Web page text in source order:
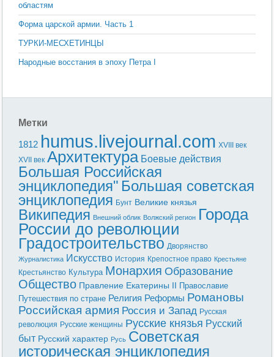
областям
Форма царской армии. Часть 1
ТУРКИ-МЕСХЕТИНЦЫ
Народные восстания в эпоху Петра I
Метки
1812 humus.livejournal.com XVIII век
XVII век Архитектура Боевые действия
Большая Российская
энциклопедия" Большая советская
энциклопедия Бунт Великие князья
Википедия Внешний облик Волжский регион Города
России до революции
Градостроительство Дворянство
Журналистика Искусство История Крепостное право Крестьяне
Крестьянство Культура Монархия Образование
Общество Правление Екатерины II Православие
Путешествия по стране Религия Реформы Романовы
Российская армия Россия и Запад Русская
революция Русские женщины Русские князья Русский
быт Русский характер Русь Советская
историческая энциклопедия